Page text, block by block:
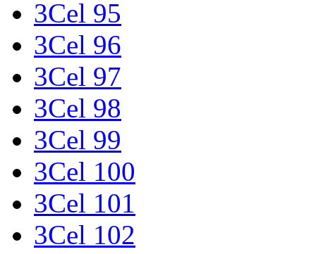
3Cel 95
3Cel 96
3Cel 97
3Cel 98
3Cel 99
3Cel 100
3Cel 101
3Cel 102